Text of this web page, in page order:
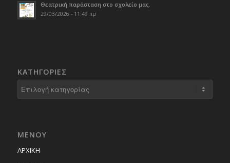
Θεατρική παράσταση στο σχολείο μας.
29/03/2026 - 11:49 πμ
KΑΤΗΓΟΡΊΕΣ
Kατηγορίες
ΜΕΝΟΥ
ΑΡΧΙΚΗ